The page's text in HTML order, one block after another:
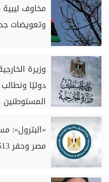
مخاوف
وتعويضات
وزيرة
دوليًا
المستوطنين
مصر وحفر 513 بئرًا لزيادة الإنتاج